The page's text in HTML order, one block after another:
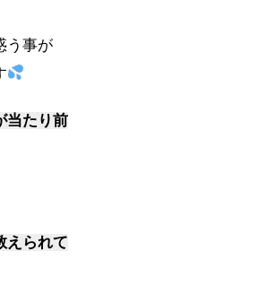
う事が
当たり前
えられて